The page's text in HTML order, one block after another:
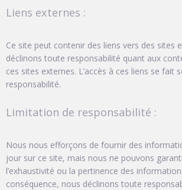
Liens externes :
Ce site peut contenir des liens vers des sites
déclinons toute responsabilité quant aux
ces sites externes. L’accès à ces liens se fait
responsabilité.
Limitation de responsabilité :
Nous nous efforçons de fournir des
jour sur ce site, mais nous ne pouvons
l’exhaustivité ou la pertinence des
conséquence, nous déclinons toute